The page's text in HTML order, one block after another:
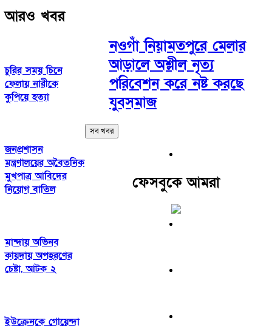
আরও খবর
চুরির সময় চিনে
ফেলায় নারীকে
কুপিয়ে হত্যা
জনপ্রশাসন
মন্ত্রণালয়ের অবৈতনিক
মুখপাত্র আবিদের
নিয়োগ বাতিল
মান্দায় অভিনব
কায়দায় অপহরণের
চেষ্টা, আটক ২
ইউক্রেনকে গোয়েন্দা
নওগাঁ নিয়ামতপুরে মেলার
আড়ালে অশ্লীল নৃত্য
পরিবেশন করে নষ্ট করছে
যুবসমাজ
সব খবর
ফেসবুকে আমরা